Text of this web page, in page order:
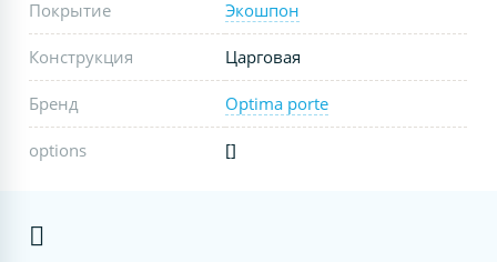
Покрытие Экошпон
Конструкция Царговая
Бренд Optima porte
options []